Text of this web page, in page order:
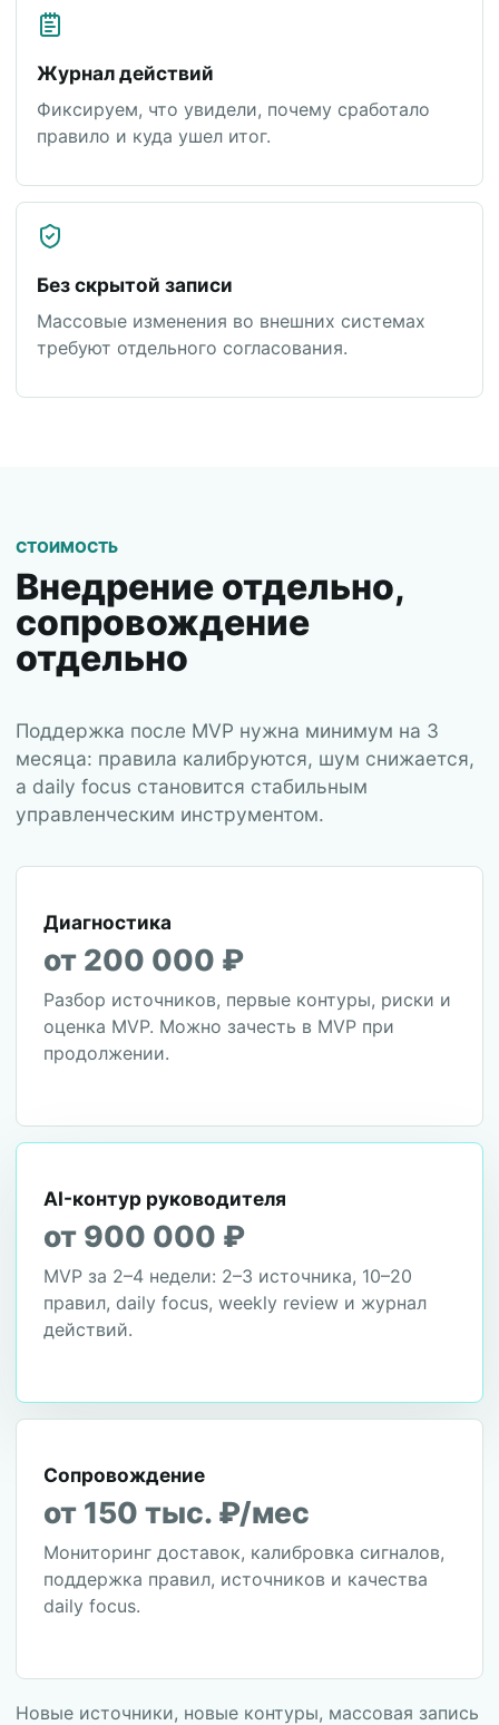
Журнал действий
Фиксируем, что увидели, почему сработало
правило и куда ушел итог.
Без скрытой записи
Массовые изменения во внешних системах
требуют отдельного согласования.
СТОИМОСТЬ
Внедрение отдельно,
сопровождение
отдельно
Поддержка после MVP нужна минимум на 3
месяца: правила калибруются, шум снижается,
а daily focus становится стабильным
управленческим инструментом.
Диагностика
от 200 000 ₽
Разбор источников, первые контуры, риски и
оценка MVP. Можно зачесть в MVP при
продолжении.
AI-контур руководителя
от 900 000 ₽
MVP за 2–4 недели: 2–3 источника, 10–20
правил, daily focus, weekly review и журнал
действий.
Сопровождение
от 150 тыс. ₽/мес
Мониторинг доставок, калибровка сигналов,
поддержка правил, источников и качества
daily focus.
Новые источники, новые контуры, массовая запись